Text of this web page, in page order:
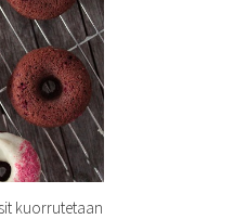
kuorrutetaan